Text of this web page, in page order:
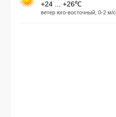
+24 ... +26℃
ветер юго-восточный, 0-2 м/с